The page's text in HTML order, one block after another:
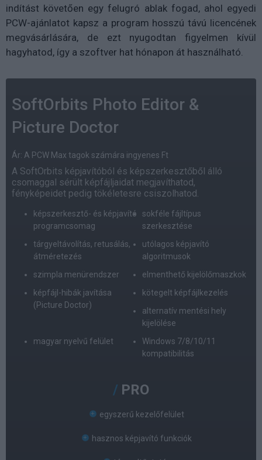
indítást követően egy felugró ablak fogad, ahol egyedi
PCW-ajánlatot kapsz a program hosszú távú licencének
megvásárlására, de ezt nyugodtan figyelmen kívül
hagyhatod, így a szoftver hat hónapon át használható.
SoftOrbits Photo Editor &
Picture Doctor
Ár: A PCW Max tagok számára ingyenes Ft
A SoftOrbits képjavítóból és képszerkesztőből álló
csomaggal sérült képfájljaidat megjavíthatod,
fényképeidet pedig tökéletesre csiszolhatod.
képszerkesztő- és képjavító
programcsomag
sokféle fájltípus
szerkesztése
tárgyeltávolítás, retusálás,
átméretezés
utólagos képjavító
algoritmusok
szimpla menürendszer
elmenthető kijelölőmaszkok
képfájl-hibák javítása
(Picture Doctor)
kötegelt képfájlkezelés
alternatív mentési hely
kijelölése
magyar nyelvű felület
Windows 7/8/10/11
kompatibilitás
PRO
egyszerű kezelőfelület
hasznos képjavító funkciók